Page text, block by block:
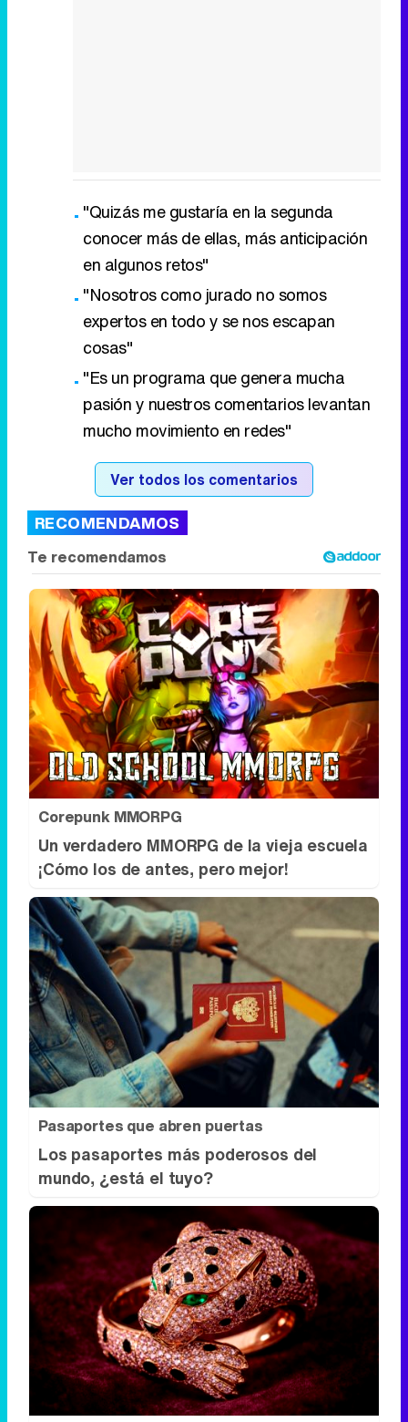
"Quizás me gustaría en la segunda
conocer más de ellas, más anticipación
en algunos retos"
"Nosotros como jurado no somos
expertos en todo y se nos escapan
cosas"
"Es un programa que genera mucha
pasión y nuestros comentarios levantan
mucho movimiento en redes"
Ver todos los comentarios
RECOMENDAMOS
Corepunk MMORPG
Un verdadero MMORPG de la vieja escuela
¡Cómo los de antes, pero mejor!
Pasaportes que abren puertas
Los pasaportes más poderosos del
mundo, ¿está el tuyo?